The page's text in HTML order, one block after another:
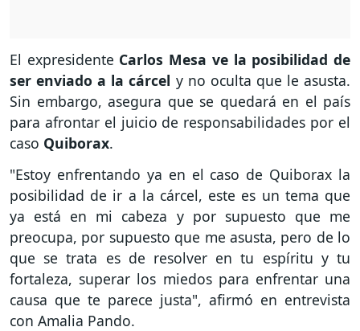
El expresidente Carlos Mesa ve la posibilidad de
ser enviado a la cárcel y no oculta que le asusta.
Sin embargo, asegura que se quedará en el país
para afrontar el juicio de responsabilidades por el
caso Quiborax.
"Estoy enfrentando ya en el caso de Quiborax la
posibilidad de ir a la cárcel, este es un tema que
ya está en mi cabeza y por supuesto que me
preocupa, por supuesto que me asusta, pero de lo
que se trata es de resolver en tu espíritu y tu
fortaleza, superar los miedos para enfrentar una
causa que te parece justa", afirmó en entrevista
con Amalia Pando.